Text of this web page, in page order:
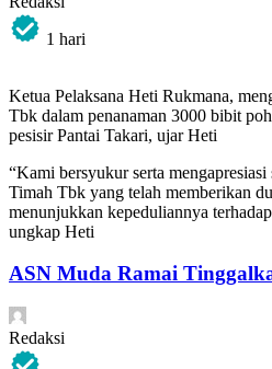
1 hari
Ketua Pelaksana Heti Rukmana,
Tbk dalam penanaman 3000 bibit
pesisir Pantai Takari, ujar Heti
“Kami bersyukur serta
Timah Tbk yang telah memberikan
menunjukkan kepeduliannya
ungkap Heti
ASN Muda Ramai
Redaksi